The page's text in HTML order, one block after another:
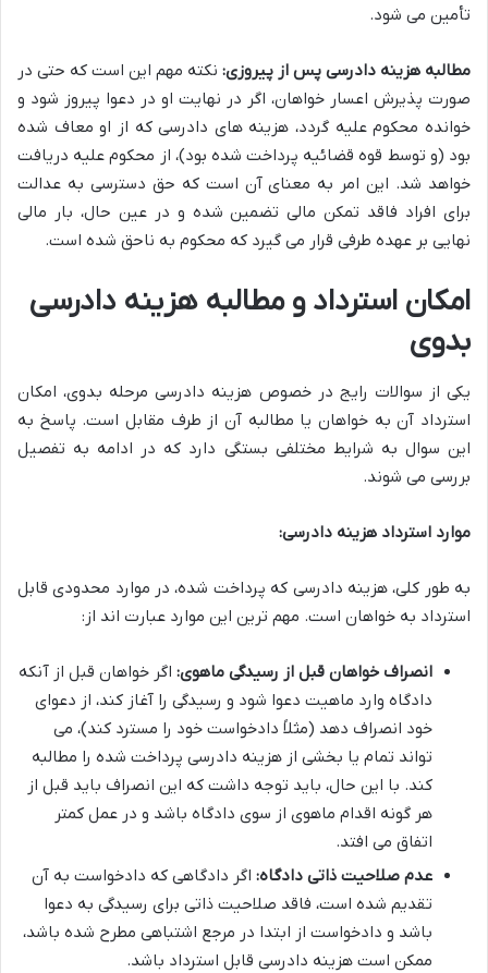
تأمین می شود.
مطالبه هزینه دادرسی پس از پیروزی: نکته مهم این است که حتی در
صورت پذیرش اعسار خواهان، اگر در نهایت او در دعوا پیروز شود و
خوانده محکوم علیه گردد، هزینه های دادرسی که از او معاف شده
بود (و توسط قوه قضائیه پرداخت شده بود)، از محکوم علیه دریافت
خواهد شد. این امر به معنای آن است که حق دسترسی به عدالت
برای افراد فاقد تمکن مالی تضمین شده و در عین حال، بار مالی
نهایی بر عهده طرفی قرار می گیرد که محکوم به ناحق شده است.
امکان استرداد و مطالبه هزینه دادرسی
بدوی
یکی از سوالات رایج در خصوص هزینه دادرسی مرحله بدوی، امکان
استرداد آن به خواهان یا مطالبه آن از طرف مقابل است. پاسخ به
این سوال به شرایط مختلفی بستگی دارد که در ادامه به تفصیل
بررسی می شوند.
موارد استرداد هزینه دادرسی:
به طور کلی، هزینه دادرسی که پرداخت شده، در موارد محدودی قابل
استرداد به خواهان است. مهم ترین این موارد عبارت اند از:
انصراف خواهان قبل از رسیدگی ماهوی: اگر خواهان قبل از آنکه
دادگاه وارد ماهیت دعوا شود و رسیدگی را آغاز کند، از دعوای
خود انصراف دهد (مثلاً دادخواست خود را مسترد کند)، می
تواند تمام یا بخشی از هزینه دادرسی پرداخت شده را مطالبه
کند. با این حال، باید توجه داشت که این انصراف باید قبل از
هر گونه اقدام ماهوی از سوی دادگاه باشد و در عمل کمتر
اتفاق می افتد.
عدم صلاحیت ذاتی دادگاه: اگر دادگاهی که دادخواست به آن
تقدیم شده است، فاقد صلاحیت ذاتی برای رسیدگی به دعوا
باشد و دادخواست از ابتدا در مرجع اشتباهی مطرح شده باشد،
ممکن است هزینه دادرسی قابل استرداد باشد.